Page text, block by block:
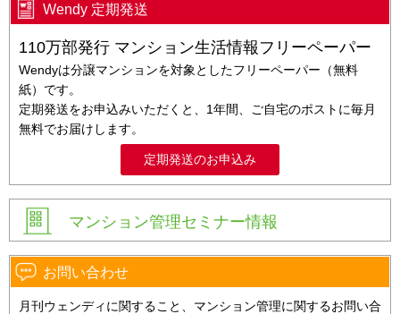
Wendy 定期発送
110万部発行 マンション生活情報フリーペーパー
Wendyは分譲マンションを対象としたフリーペーパー（無料
紙）です。
定期発送をお申込みいただくと、1年間、ご自宅のポストに毎月
無料でお届けします。
定期発送のお申込み
マンション管理セミナー情報
お問い合わせ
月刊ウェンディに関すること、マンション管理に関するお問い合